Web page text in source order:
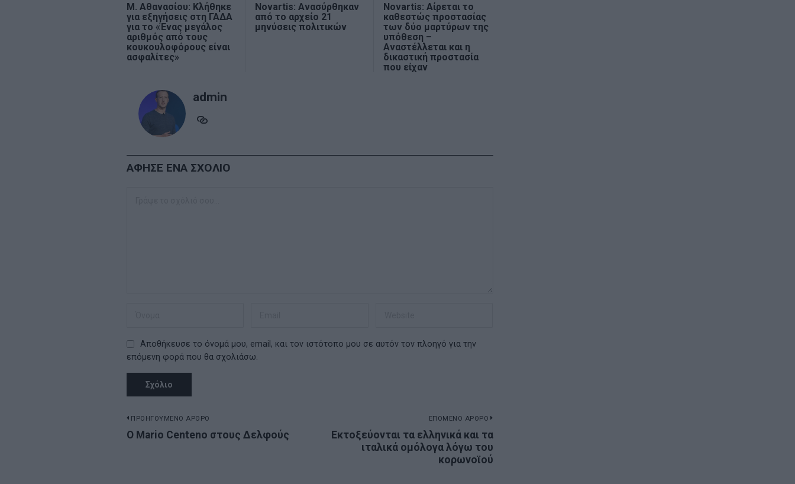
Μ. Αθανασίου: Κλήθηκε
για εξηγήσεις στη ΓΑΔΑ
για το «Ένας μεγάλος
αριθμός από τους
κουκουλοφόρους είναι
ασφαλίτες»
Novartis: Ανασύρθηκαν
από το αρχείο 21
μηνύσεις πολιτικών
Novartis: Αίρεται το
καθεστώς προστασίας
των δύο μαρτύρων της
υπόθεση –
Αναστέλλεται και η
δικαστική προστασία
που είχαν
admin
ΑΦΗΣΕ ΕΝΑ ΣΧΟΛΙΟ
Αποθήκευσε το όνομά μου, email, και τον ιστότοπο μου σε αυτόν τον πλοηγό για την
επόμενη φορά που θα σχολιάσω.
Πλοήγηση
ΠΡΟΗΓΟΥΜΕΝΟ ΑΡΘΡΟ
Previous
Ο Mario Centeno στους Δελφούς
ΕΠΟΜΕΝΟ ΑΡΘΡΟ
Next
post:
Εκτοξεύονται τα ελληνικά και τα
ιταλικά ομόλογα λόγω του
κορωνοϊού